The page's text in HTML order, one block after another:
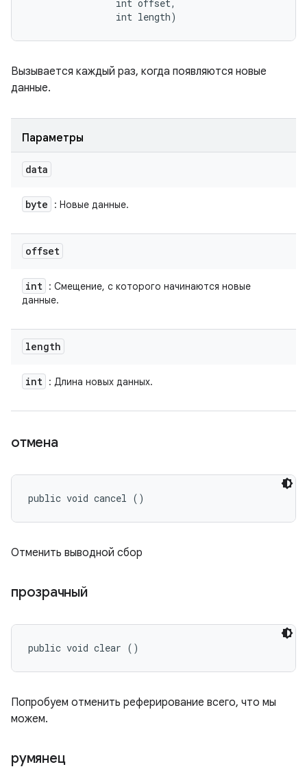
                int offset,
                int length)
Вызывается каждый раз, когда появляются новые
данные.
Параметры
data
byte : Новые данные.
offset
int : Смещение, с которого начинаются новые
данные.
length
int : Длина новых данных.
отмена
public void cancel ()
Отменить выводной сбор
прозрачный
public void clear ()
Попробуем отменить реферирование всего, что мы
можем.
румянец